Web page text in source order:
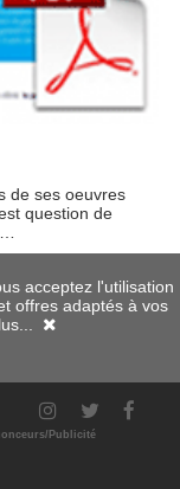
de ses oeuvres
question de
Publicité
acceptez l'utilisation
offres adaptés à vos